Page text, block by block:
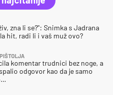
zna li se?": Snimka s Jadrana
hit, radi li i vaš muž ovo?
komentar trudnici bez noge, a
odgovor kao da je samo